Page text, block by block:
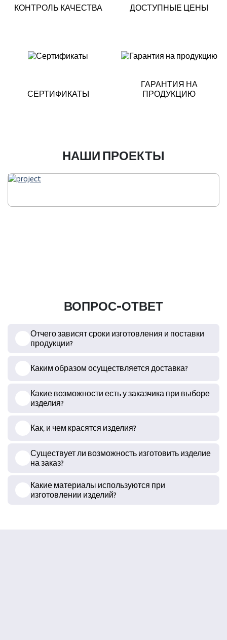
КОНТРОЛЬ КАЧЕСТВА ДОСТУПНЫЕ ЦЕНЫ
СЕРТИФИКАТЫ
ГАРАНТИЯ НА
ПРОДУКЦИЮ
НАШИ ПРОЕКТЫ
ВОПРОС-ОТВЕТ
Отчего зависят сроки изготовления и поставки
продукции?
Каким образом осуществляется доставка?
Какие возможности есть у заказчика при выборе
изделия?
Как, и чем красятся изделия?
Существует ли возможность изготовить изделие
на заказ?
Какие материалы используются при
изготовлении изделий?